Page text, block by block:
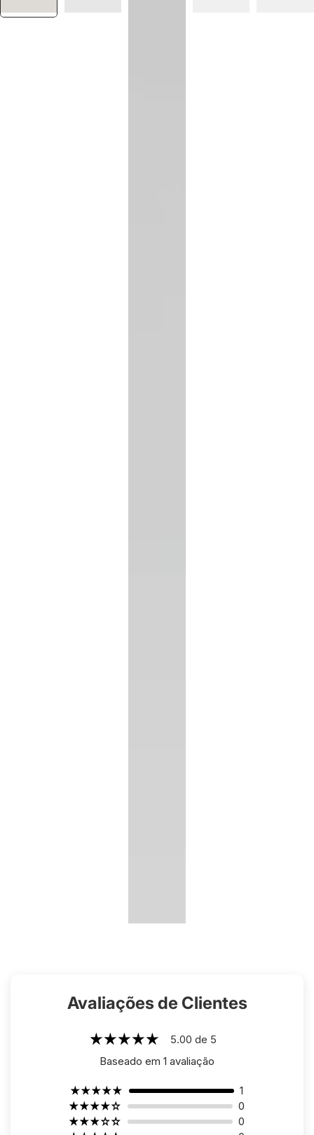
Avaliações de Clientes
5.00 de 5
Baseado em 1 avaliação
1
0
0